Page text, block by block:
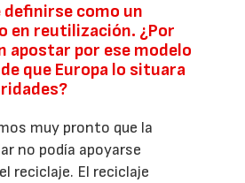
definirse como un
en reutilización. ¿Por
apostar por ese modelo
que Europa lo situara
muy pronto que la
no podía apoyarse
reciclaje. El reciclaje